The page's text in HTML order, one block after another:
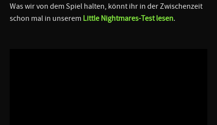
Was wir von dem Spiel halten, könnt ihr in der Zwischenzeit
schon mal in unserem Little Nightmares-Test lesen.